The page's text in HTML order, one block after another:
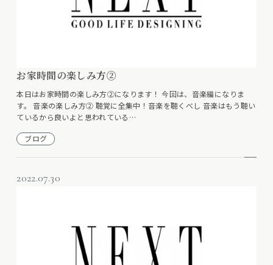
お家時間の楽しみ方②
本日はお家時間の楽しみ方②になります！ 今回は、音楽編になりま
す。 音楽の楽しみ方② 聴覚に全集中！音楽を聴くべし 音楽はもう聴い
ているから良いよと思われている…
ブログ
2022.07.30